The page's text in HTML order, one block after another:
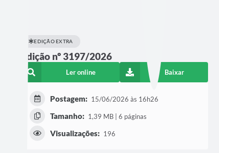
EDIÇÃO EXTRA
Edição nº 3197/2026
Ler online Baixar
Postagem: 15/06/2026 às 16h26
Tamanho: 1,39 MB | 6 páginas
Visualizações: 196